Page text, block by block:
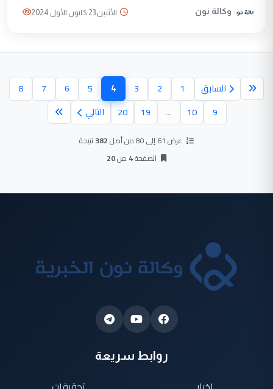
وكالة نون الأثنين 23 كانون الأول 2024
السابق 1
2
3
4(الصفحة الحالية)
5
6
7
8
9
10
...
19
20 التالي
عرض 61 إلى 80 من أصل 382 نتيجة
الصفحة4 من20
روابط سريعة